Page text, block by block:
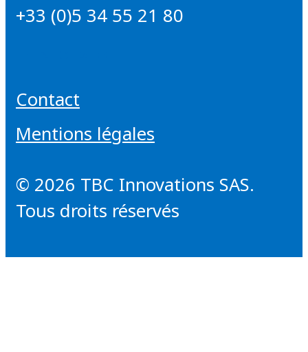
+33 (0)5 34 55 21 80
Contact
Mentions légales
© 2026 TBC Innovations SAS.
Tous droits réservés